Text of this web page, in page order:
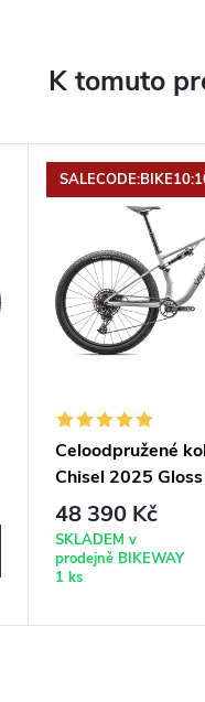
K tomuto
Celoodpružené
Chisel 2025
Ashen Grey
48 390 Kč
SKLADEM v
prodejně BIKEWAY
1 ks